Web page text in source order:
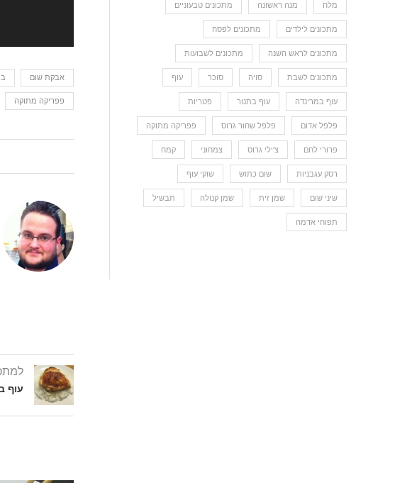
אבקת שום
פפריקה מתוקה
עוף
מלח מנה ראשונה מתכונים טבעוניים
מתכונים לילדים מתכונים לפסח
מתכונים לראש השנה מתכונים לשבועות
מתכונים לשבת סויה סוכר עוף
עוף במרינדה עוף בתנור פטריות
פלפל אדום פלפל שחור גרוס פפריקה מתוקה
פרורי לחם צ'ילי גרוס צמחוני קמח
רסק עגבניות שום כתוש שוקי עוף
שיני שום שמן זית שמן קנולה תבשיל
תפוחי אדמה